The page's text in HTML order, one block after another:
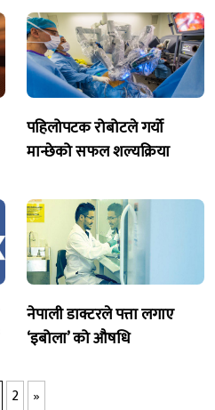
पहिलोपटक रोबोटले गर्यो
मान्छेको सफल शल्यक्रिया
नेपाली डाक्टरले पत्ता लगाए
‘इबोला’ को औषधि
2 »